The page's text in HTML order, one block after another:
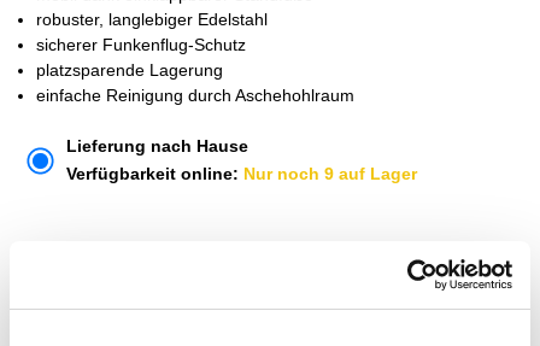
robuster, langlebiger Edelstahl
sicherer Funkenflug-Schutz
platzsparende Lagerung
einfache Reinigung durch Aschehohlraum
Lieferung nach Hause
Verfügbarkeit online: Nur noch 9 auf Lager
Um Abholung im Markt nutzen zu können, wähle zunächst